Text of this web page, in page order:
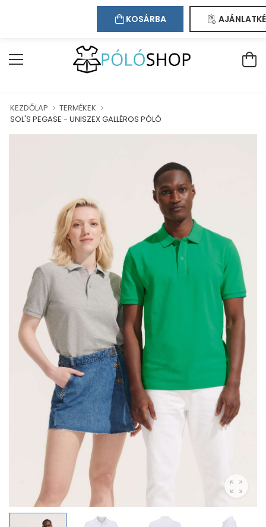
ÜDVÖZÖLJÜK WEBÁRUHÁZUNKBAN!
Kapcsolat Regisztráció
KEZDŐLAP
TERMÉKEK
SOL'S PEGASE - UNISZEX GALLÉROS PÓLÓ
KOSÁRBA